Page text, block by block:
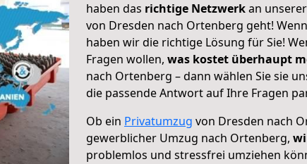
haben das richtige Netzwerkan
von Dresden nach Ortenberg geht!
haben wir die richtige Lösung für Sie!
Fragen wollen, was kostet überhaupt
nach Ortenberg – dann wählen Sie sie
die passende Antwort auf Ihre Fragen
Ob ein Privatumzug von Dresden nach
gewerblicher Umzug nach Ortenberg,
problemlos und stressfrei umziehen